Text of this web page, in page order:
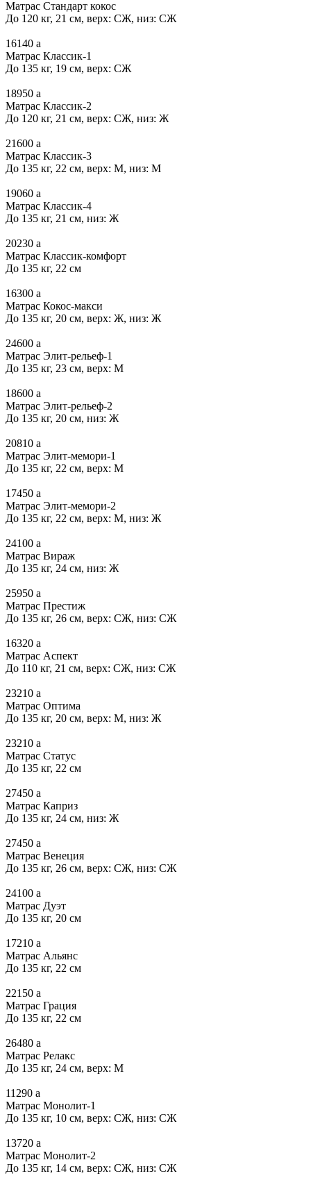
Матрас Стандарт кокос
До 120 кг, 21 см, верх: СЖ, низ: СЖ
16140 a
Матрас Классик-1
До 135 кг, 19 см, верх: СЖ
18950 a
Матрас Классик-2
До 120 кг, 21 см, верх: СЖ, низ: Ж
21600 a
Матрас Классик-3
До 135 кг, 22 см, верх: М, низ: М
19060 a
Матрас Классик-4
До 135 кг, 21 см, низ: Ж
20230 a
Матрас Классик-комфорт
До 135 кг, 22 см
16300 a
Матрас Кокос-макси
До 135 кг, 20 см, верх: Ж, низ: Ж
24600 a
Матрас Элит-рельеф-1
До 135 кг, 23 см, верх: М
18600 a
Матрас Элит-рельеф-2
До 135 кг, 20 см, низ: Ж
20810 a
Матрас Элит-мемори-1
До 135 кг, 22 см, верх: М
17450 a
Матрас Элит-мемори-2
До 135 кг, 22 см, верх: М, низ: Ж
24100 a
Матрас Вираж
До 135 кг, 24 см, низ: Ж
25950 a
Матрас Престиж
До 135 кг, 26 см, верх: СЖ, низ: СЖ
16320 a
Матрас Аспект
До 110 кг, 21 см, верх: СЖ, низ: СЖ
23210 a
Матрас Оптима
До 135 кг, 20 см, верх: М, низ: Ж
23210 a
Матрас Статус
До 135 кг, 22 см
27450 a
Матрас Каприз
До 135 кг, 24 см, низ: Ж
27450 a
Матрас Венеция
До 135 кг, 26 см, верх: СЖ, низ: СЖ
24100 a
Матрас Дуэт
До 135 кг, 20 см
17210 a
Матрас Альянс
До 135 кг, 22 см
22150 a
Матрас Грация
До 135 кг, 22 см
26480 a
Матрас Релакс
До 135 кг, 24 см, верх: М
11290 a
Матрас Монолит-1
До 135 кг, 10 см, верх: СЖ, низ: СЖ
13720 a
Матрас Монолит-2
До 135 кг, 14 см, верх: СЖ, низ: СЖ